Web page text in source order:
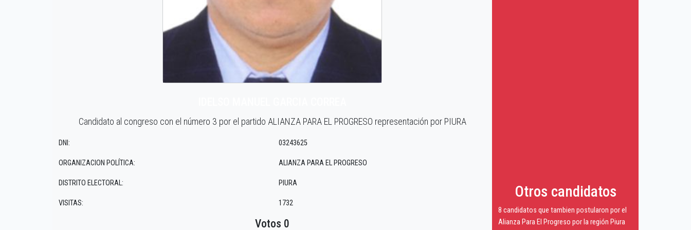
Candidato al congreso con el número 3 por el partido ALIANZA PARA EL PROGRESO representación por PIURA
DNI:
ORGANIZACION POLÍTICA:
DISTRITO ELECTORAL:
VISITAS:
03243625
ALIANZA PARA EL PROGRESO
PIURA
1732
Votos 0
Otros candidatos
8 candidatos que tambien postularon por el
Alianza Para El Progreso por la región Piura